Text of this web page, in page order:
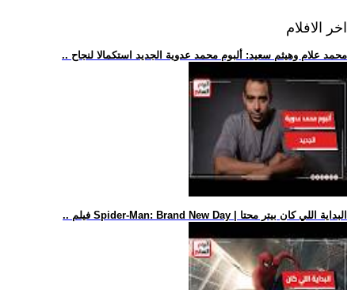
اخر الافلام
.. محمد علام وهيثم سعيد: ألبوم محمد عدوية الجديد استكمالا لنجاح
.. فيلم Spider-Man: Brand New Day | البداية اللي كان بيتر محتا